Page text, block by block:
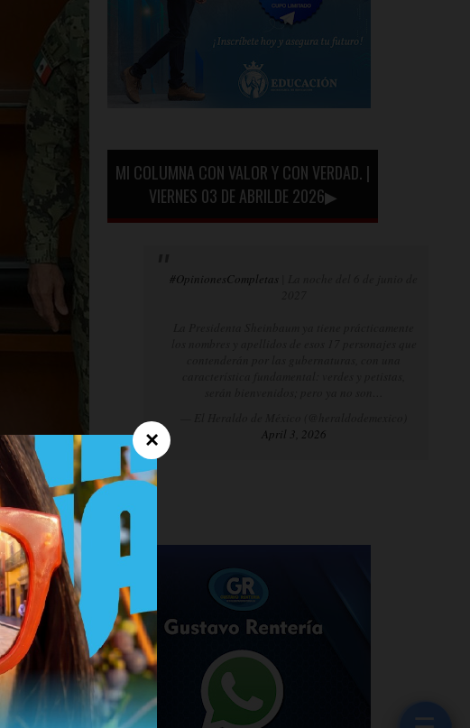
×
MI COLUMNA CON VALOR Y CON VERDAD. |
VIERNES 03 DE ABRILDE 2026▶
#OpinionesCompletas
April 3, 2026